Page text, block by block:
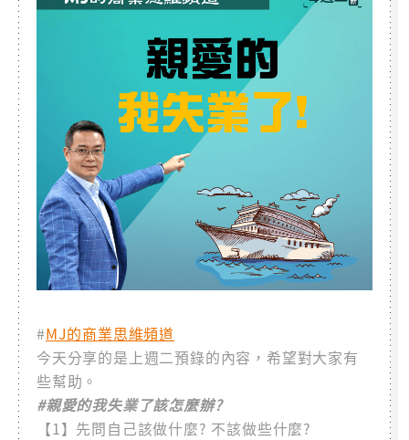
#MJ的商業思維頻道
今天分享的是上週二預錄的內容，希望對大家有
些幫助。
#親愛的我失業了該怎麼辦?
【1】先問自己該做什麼? 不該做些什麼?